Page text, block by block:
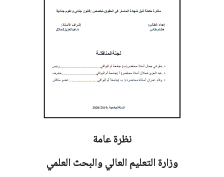
نظرة عامة
وزارة التعليم العالي والبحث العلمي